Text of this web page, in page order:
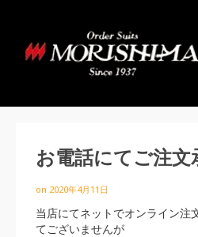
お電話にてご注
on 2020年4月11日
当店にてネットでオンライン注
てございませんが